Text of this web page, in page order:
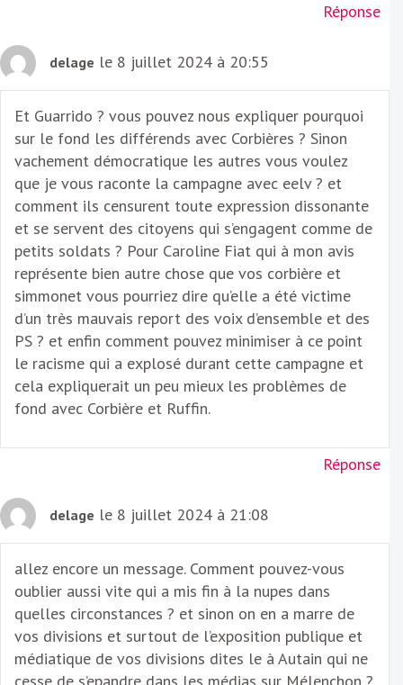
Réponse
delage le 8 juillet 2024 à 20:55
Et Guarrido ? vous pouvez nous expliquer pourquoi
sur le fond les différends avec Corbières ? Sinon
vachement démocratique les autres vous voulez
que je vous raconte la campagne avec eelv ? et
comment ils censurent toute expression dissonante
et se servent des citoyens qui s’engagent comme de
petits soldats ? Pour Caroline Fiat qui à mon avis
représente bien autre chose que vos corbière et
simmonet vous pourriez dire qu’elle a été victime
d’un très mauvais report des voix d’ensemble et des
PS ? et enfin comment pouvez minimiser à ce point
le racisme qui a explosé durant cette campagne et
cela expliquerait un peu mieux les problèmes de
fond avec Corbière et Ruffin.
Réponse
delage le 8 juillet 2024 à 21:08
allez encore un message. Comment pouvez-vous
oublier aussi vite qui a mis fin à la nupes dans
quelles circonstances ? et sinon on en a marre de
vos divisions et surtout de l’exposition publique et
médiatique de vos divisions dites le à Autain qui ne